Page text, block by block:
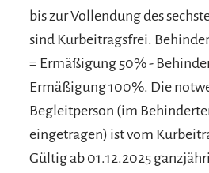
bis zur Vollendung des
sind Kurbeitragsfrei.
= Ermäßigung 50% -
Ermäßigung 100%. Die
Begleitperson (im
eingetragen) ist vom
Gültig ab 01.12.2025